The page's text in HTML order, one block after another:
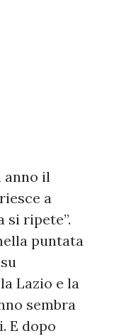
anno il
a
si ripete”.
puntata
Lazio e la
sembra
E dopo